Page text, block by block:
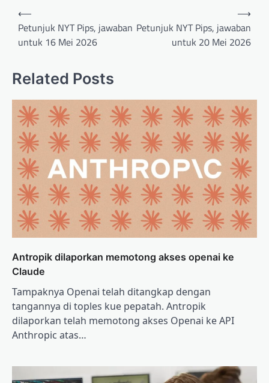
Post
navigation
⟵
Petunjuk NYT Pips, jawaban
untuk 16 Mei 2026
Petunjuk NYT Pips, jawaban
untuk 20 Mei 2026
⟶
Related Posts
Antropik dilaporkan memotong akses openai ke
Claude
Tampaknya Openai telah ditangkap dengan
tangannya di toples kue pepatah. Antropik
dilaporkan telah memotong akses Openai ke API
Anthropic atas…